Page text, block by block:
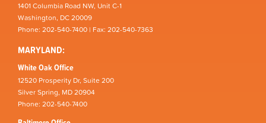
1401 Columbia Road NW, Unit C-1
Washington, DC 20009
Phone: 202-540-7400 | Fax: 202-540-7363
MARYLAND:
White Oak Office
12520 Prosperity Dr, Suite 200
Silver Spring, MD 20904
Phone: 202-540-7400